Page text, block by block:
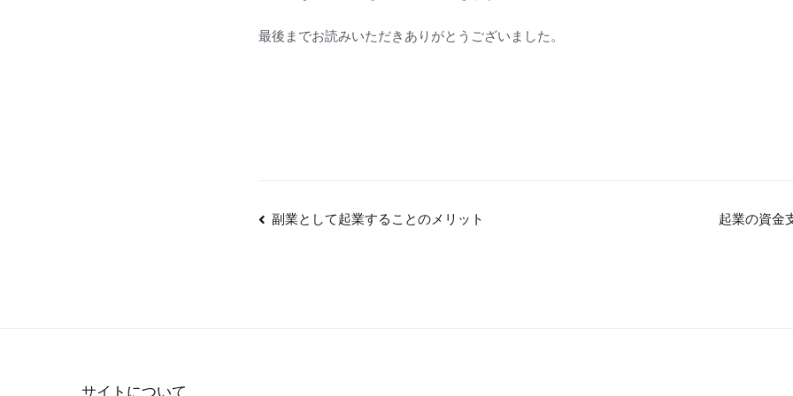
最後までお読みいただきありがとうございました。
投副業として起業することのメリット 起業の資金
サイトについて